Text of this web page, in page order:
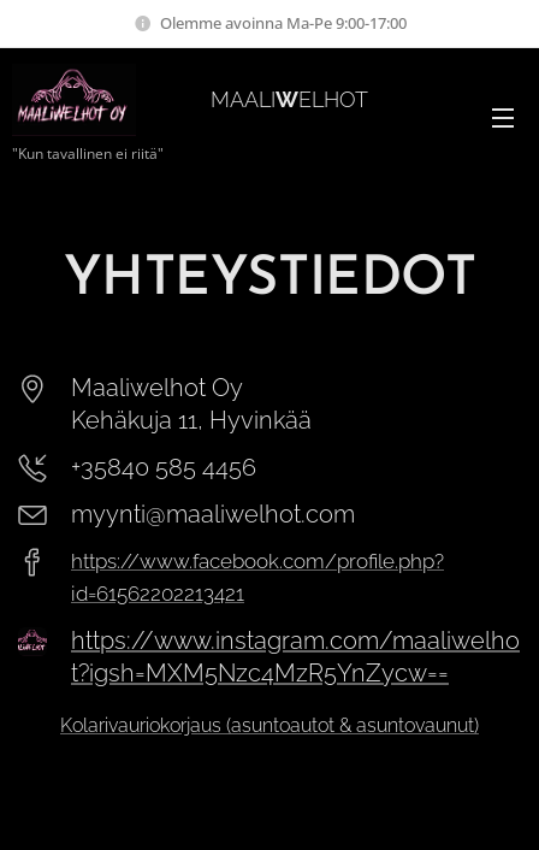
Olemme avoinna Ma-Pe 9:00-17:00
MAALIWELHOT
"Kun tavallinen ei riitä"
YHTEYSTIEDOT
Maaliwelhot Oy
Kehäkuja 11, Hyvinkää
+35840 585 4456
myynti@maaliwelhot.com
https://www.facebook.com/profile.php?
id=61562202213421
https://www.instagram.com/maaliwelho
t?igsh=MXM5Nzc4MzR5YnZycw==
Kolarivauriokorjaus (asuntoautot & asuntovaunut)